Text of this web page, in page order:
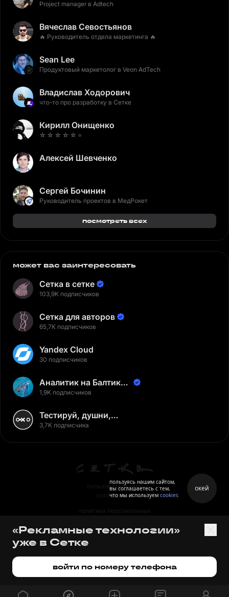
Project manager в Adtech
Вячеслав Севостьянов
🔥 Руководитель отдела маркетинга 🔥
Sean Lee
Продуктовый маркетолог в Veon AdTech
Владислав Ходорович
что-то про разработку в Сетке
Кирилл Онищенко
☆ ☆ ☆ ☆ ☆ ⭐️
Алексей Шевченко
Сергей Бочинин
Руководитель проектов в МедРокет
посмотреть всех
может вас заинтересовать
Сетка в сетке
103,9K подписчиков
Сетка для авторов
65,7K подписчиков
Yandex Cloud
30 подписчиков
Аналитик на Балтике |
Неверов Станислав
1,9K подписчиков
Тестируй, душни,
наслаждайся
3,7K подписчика
пользовательское
соглашение
политика персональных
правила
«Рекламные технологии»
уже в Сетке
войти по номеру телефона
пользуясь нашим сайтом,
вы соглашаетесь с тем,
что мы используем cookies
окей